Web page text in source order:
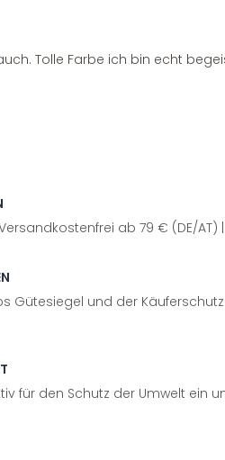
Tolle Farbe ich bin echt
ab 79 € (DE/AT)
Gütesiegel und der
für den Schutz der Umwelt ein